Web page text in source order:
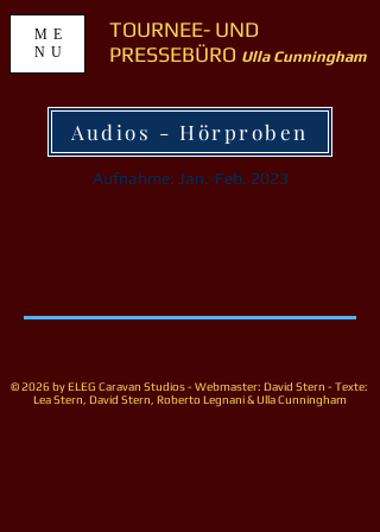
TOURNEE- UND
PRESSEBÜRO Ulla Cunningham
ME
NU
Audios - Hörproben
Aufnahme: Jan.-Feb. 2023
© 2026 by ELEG Caravan Studios - Webmaster: David Stern - Texte:
Lea Stern, David Stern, Roberto Legnani & Ulla Cunningham